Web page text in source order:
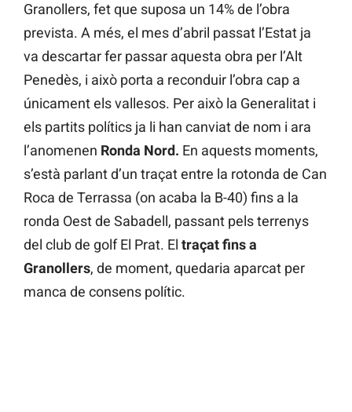
Granollers, fet que suposa un 14% de l’obra
prevista. A més, el mes d’abril passat l’Estat ja
va descartar fer passar aquesta obra per l’Alt
Penedès, i això porta a reconduir l’obra cap a
únicament els vallesos. Per això la Generalitat i
els partits polítics ja li han canviat de nom i ara
l’anomenen Ronda Nord. En aquests moments,
s’està parlant d’un traçat entre la rotonda de Can
Roca de Terrassa (on acaba la B-40) fins a la
ronda Oest de Sabadell, passant pels terrenys
del club de golf El Prat. El traçat fins a
Granollers, de moment, quedaria aparcat per
manca de consens polític.